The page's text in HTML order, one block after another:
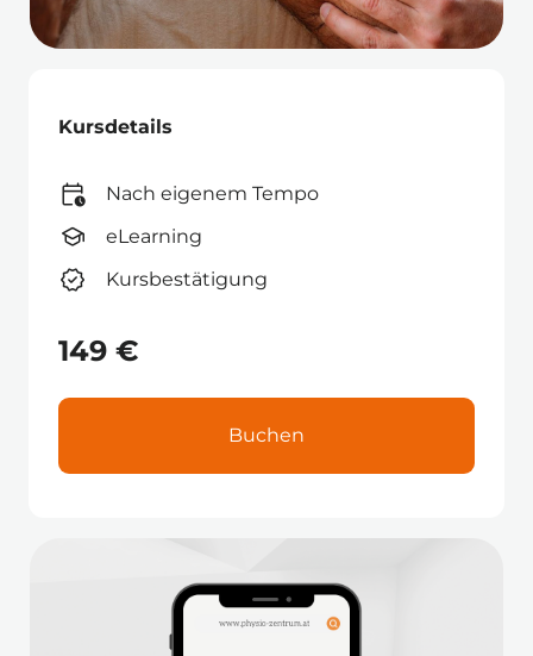
Kursdetails
Nach eigenem Tempo
eLearning
Kursbestätigung
149 €
Buchen